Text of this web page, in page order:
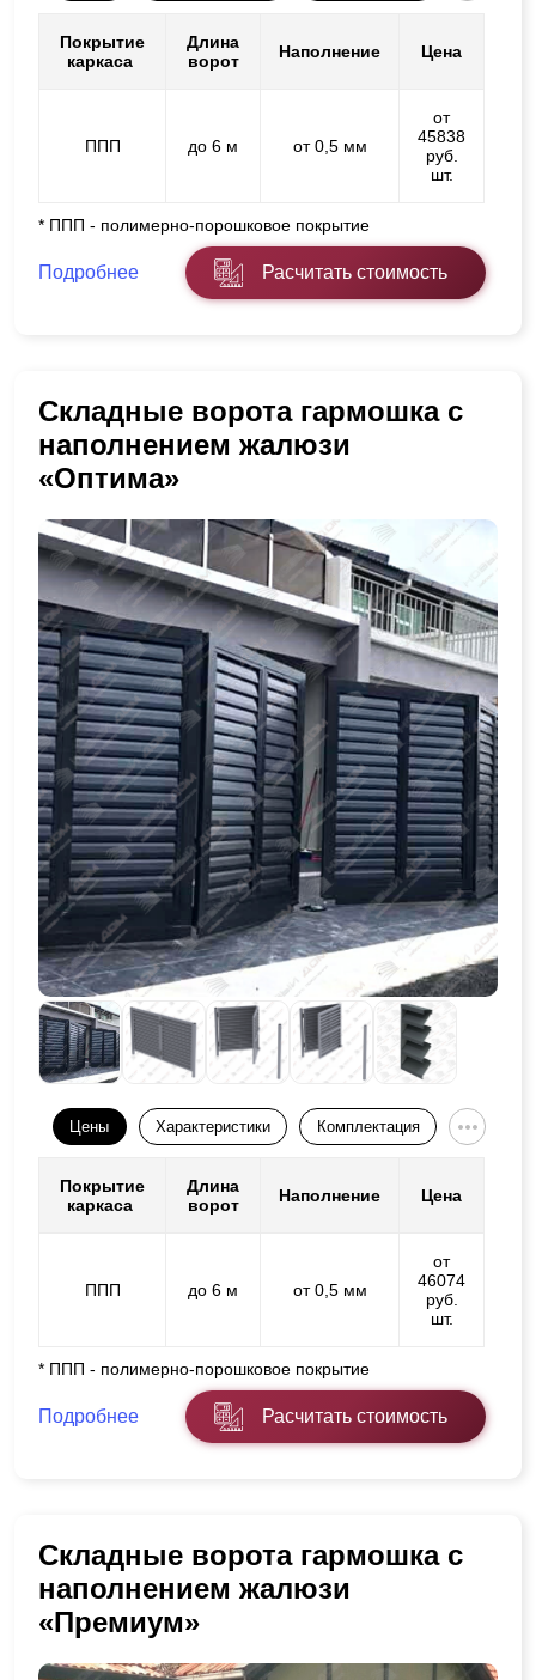
Покрытие
каркаса
Длина
ворот
Наполнение Цена
ППП до 6 м от 0,5 мм
от
45838
руб.
шт.
* ППП - полимерно-порошковое покрытие
Подробнее Расчитать стоимость
Складные ворота гармошка с
наполнением жалюзи
«Оптима»
Цены Характеристики Комплектация
Покрытие
каркаса
Длина
ворот
Наполнение Цена
ППП до 6 м от 0,5 мм
от
46074
руб.
шт.
* ППП - полимерно-порошковое покрытие
Подробнее Расчитать стоимость
Складные ворота гармошка с
наполнением жалюзи
«Премиум»